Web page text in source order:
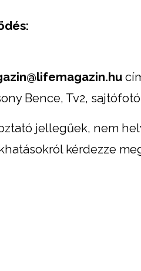
Bence, Tv2,
jellegűek, nem
kérdezze